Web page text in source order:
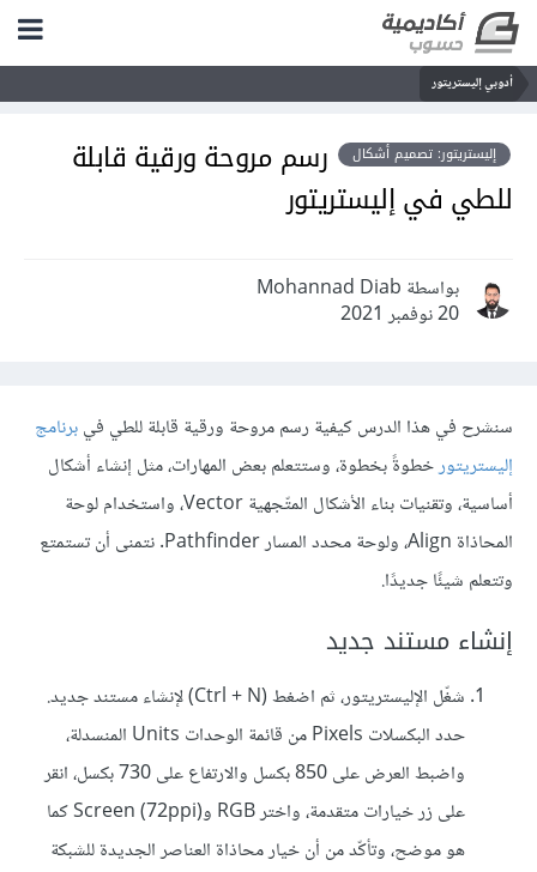
أدوبي إليستريتور
إليستريتور: تصميم أشكال
رسم مروحة ورقية قابلة
للطي في إليستريتور
بواسطة Mohannad Diab
20 نوفمبر 2021
سنشرح في هذا الدرس كيفية رسم مروحة ورقية قابلة للطي فيبرنامج
إليستريتورخطوةً بخطوة، وستتعلم بعض المهارات، مثل إنشاء أشكال
أساسية، وتقنيات بناء الأشكال المتّجهية Vector، واستخدام لوحة
المحاذاة Align، ولوحة محدد المسار Pathfinder. نتمنى أن تستمتع
وتتعلم شيئًا جديدًا.
إنشاء مستند جديد
شغّل الإليستريتور، ثم اضغط (Ctrl + N) لإنشاء مستند جديد.
حدد البكسلات Pixels من قائمة الوحدات Units المنسدلة،
واضبط العرض على 850 بكسل والارتفاع على 730 بكسل، انقر
على زر خيارات متقدمة، واختر RGB وScreen (72ppi) كما
هو موضح، وتأكّد من أن خيار محاذاة العناصر الجديدة للشبكة